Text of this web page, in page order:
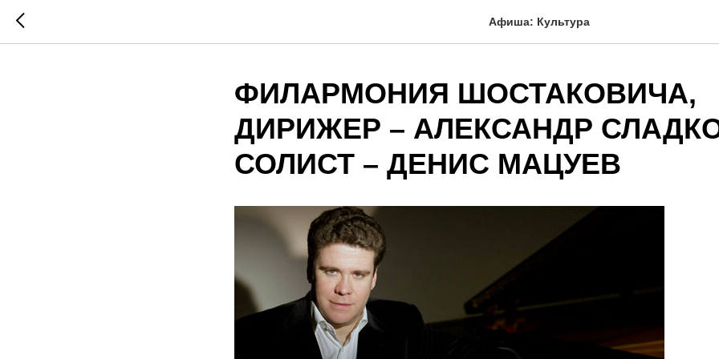
Афиша: Культура
ФИЛАРМОНИЯ ШОСТАКОВИЧА,
ДИРИЖЕР – АЛЕКСАНДР
СОЛИСТ – ДЕНИС МАЦУЕВ